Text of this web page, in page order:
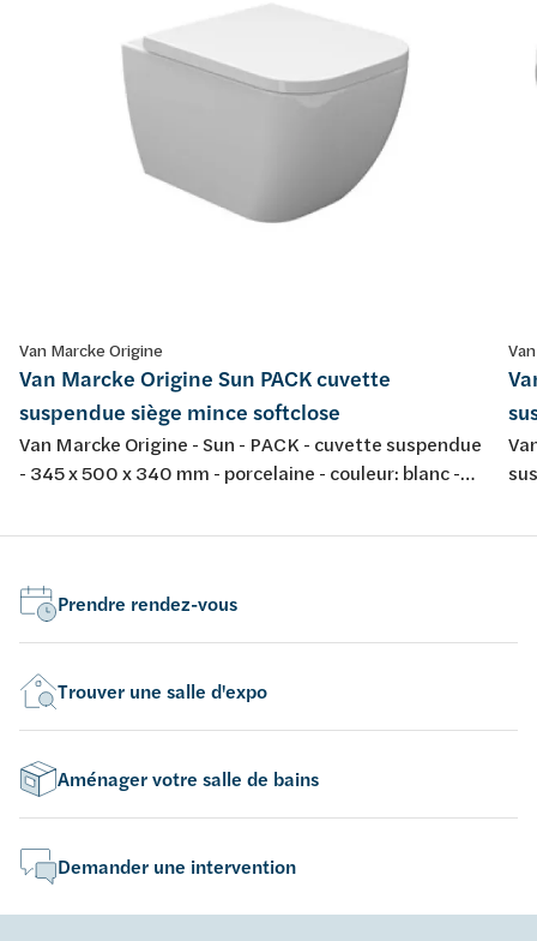
Van Marcke Origine
Van Marcke Origine Sun PACK cuvette
suspendue siège mince softclose
Van Marcke Origine - Sun - PACK - cuvette suspendue
- 345 x 500 x 340 mm - porcelaine - couleur: blanc -
Prendre rendez-vous
Trouver une salle d'expo
Aménager votre salle de bains
Demander une intervention